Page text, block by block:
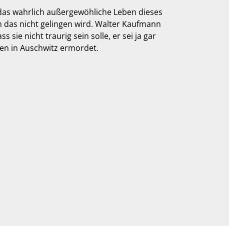
wahrlich außergewöhliche Leben dieses
nicht gelingen wird. Walter Kaufmann
sie nicht traurig sein solle, er sei ja gar
in Auschwitz ermordet.